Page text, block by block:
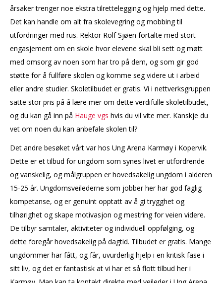
årsaker trenger noe ekstra tilrettelegging og hjelp med dette.
Det kan handle om alt fra skolevegring og mobbing til
utfordringer med rus. Rektor Rolf Sjøen fortalte med stort
engasjement om en skole hvor elevene skal bli sett og møtt
med omsorg av noen som har tro på dem, og som gir god
støtte for å fullføre skolen og komme seg videre ut i arbeid
eller andre studier. Skoletilbudet er gratis. Vi i nettverksgruppen
satte stor pris på å lære mer om dette verdifulle skoletilbudet,
og du kan gå inn på Hauge vgs hvis du vil vite mer. Kanskje du
vet om noen du kan anbefale skolen til?
Det andre besøket vårt var hos Ung Arena Karmøy i Kopervik.
Dette er et tilbud for ungdom som synes livet er utfordrende
og vanskelig, og målgruppen er hovedsakelig ungdom i alderen
15-25 år. Ungdomsveilederne som jobber her har god faglig
kompetanse, og er genuint opptatt av å gi trygghet og
tilhørighet og skape motivasjon og mestring for veien videre.
De tilbyr samtaler, aktiviteter og individuell oppfølging, og
dette foregår hovedsakelig på dagtid. Tilbudet er gratis. Mange
ungdommer har fått, og får, uvurderlig hjelp i en kritisk fase i
sitt liv, og det er fantastisk at vi har et så flott tilbud her i